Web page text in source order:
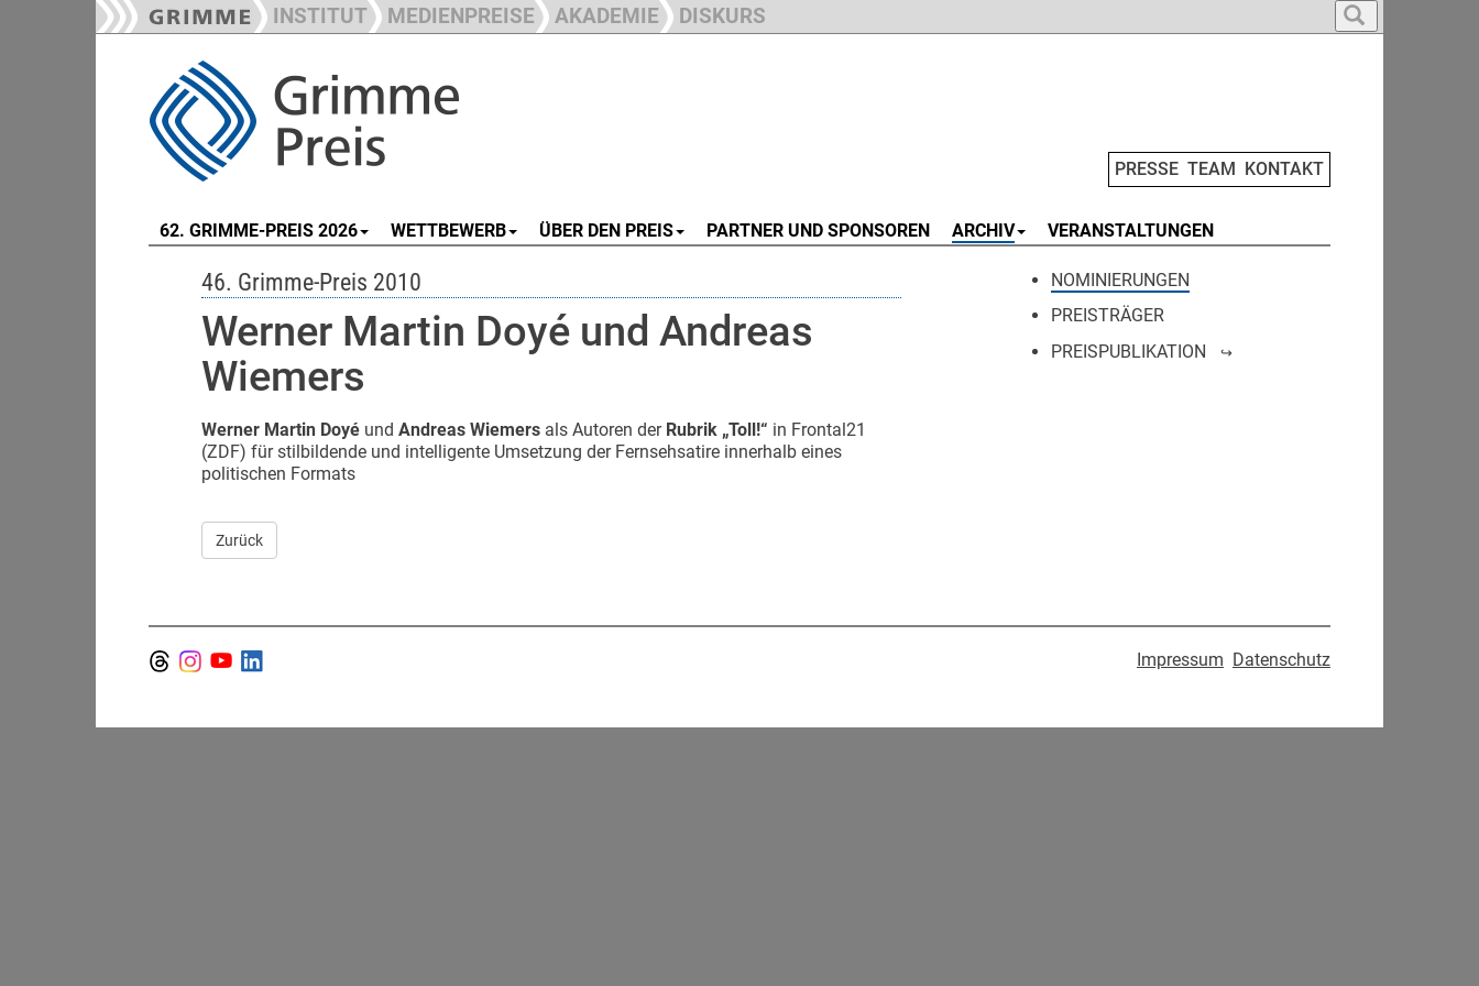
INSTITUT MEDIENPREISE AKADEMIE DISKURS
PRESSE TEAM KONTAKT
62. GRIMME-PREIS 2026 WETTBEWERB ÜBER DEN PREIS PARTNER UND SPONSOREN ARCHIV VERANSTALTUNGEN
46. Grimme-Preis 2010
Werner Martin Doyé und Andreas
Wiemers
Werner Martin Doyé und Andreas Wiemers als Autoren der Rubrik „Toll!“ in Frontal21
(ZDF) für stilbildende und intelligente Umsetzung der Fernsehsatire innerhalb eines
politischen Formats
Zurück
NOMINIERUNGEN
PREISTRÄGER
PREISPUBLIKATION
Impressum Datenschutz